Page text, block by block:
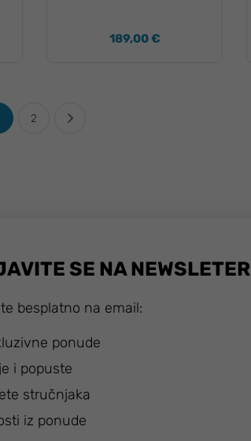
189,00 €
2
SE NA NEWSLETER
besplatno na email:
ponude
i popuste
stručnjaka
iz ponude